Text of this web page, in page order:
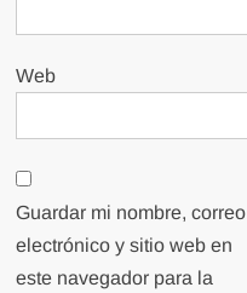
Web
Guardar mi nombre, correo
electrónico y sitio web en
este navegador para la